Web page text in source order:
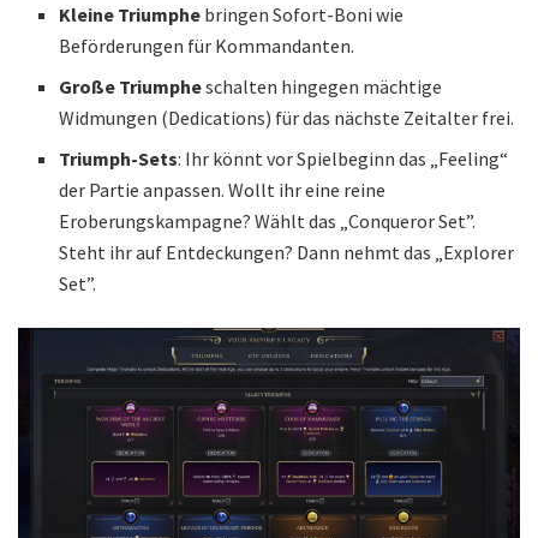
Kleine Triumphe bringen Sofort-Boni wie
Beförderungen für Kommandanten.
Große Triumpheschalten hingegen mächtige
Widmungen (Dedications) für das nächste Zeitalter frei.
Triumph-Sets: Ihr könnt vor Spielbeginn das „Feeling“
der Partie anpassen. Wollt ihr eine reine
Eroberungskampagne? Wählt das „Conqueror Set”.
Steht ihr auf Entdeckungen? Dann nehmt das „Explorer
Set”.